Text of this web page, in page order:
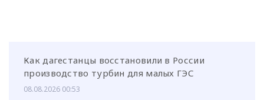
Как дагестанцы восстановили в России
производство турбин для малых ГЭС
08.08.2026 00:53